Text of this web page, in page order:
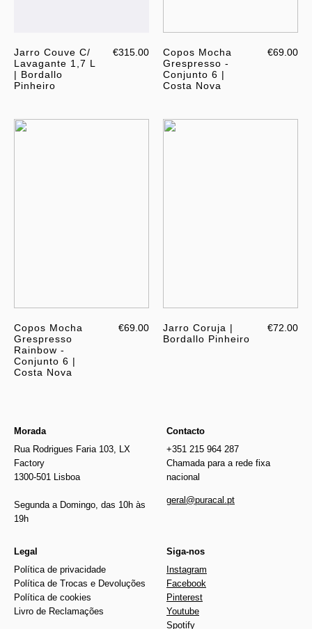
Jarro Couve C/
Lavagante 1,7 L
| Bordallo
Pinheiro
€315.00
Copos Mocha
Grespresso -
Conjunto 6 |
Costa Nova
€69.00
Copos Mocha
Grespresso
Rainbow -
Conjunto 6 |
Costa Nova
€69.00
Jarro Coruja |
Bordallo Pinheiro
€72.00
Morada
Rua Rodrigues Faria 103, LX
Factory
1300-501 Lisboa
Segunda a Domingo, das 10h às
19h
Contacto
+351 215 964 287
Chamada para a rede fixa
nacional
geral@puracal.pt
Legal
Política de privacidade
Política de Trocas e Devoluções
Política de cookies
Livro de Reclamações
Siga-nos
Instagram
Facebook
Pinterest
Youtube
Spotify